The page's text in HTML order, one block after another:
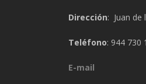
Dirección: Juan de
Teléfono: 944 730
E-mail